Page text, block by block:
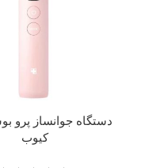
دستگاه جوانساز پرو
کیوب